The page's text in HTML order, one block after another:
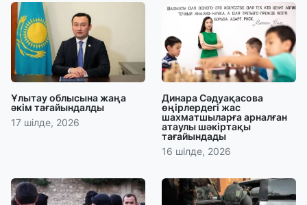
Ұлытау облысына жаңа
әкім тағайындалды
17 шілде, 2026
Динара Сәдуақасова
өңірлердегі жас
шахматшыларға арналған
атаулы шәкіртақы
тағайындады
16 шілде, 2026